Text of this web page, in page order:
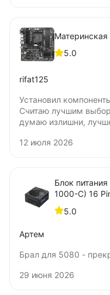
Материнская
5.0
rifat125
Установил
Считаю лучшим
думаю излишни,
12 июля 2026
Блок
1000-C) 16
Details)
5.0
Артем
Брал для 5080 -
29 июня 2026